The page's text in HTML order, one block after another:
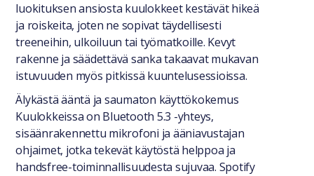
luokituksen ansiosta kuulokkeet kestävät hikeä
ja roiskeita, joten ne sopivat täydellisesti
treeneihin, ulkoiluun tai työmatkoille. Kevyt
rakenne ja säädettävä sanka takaavat mukavan
istuvuuden myös pitkissä kuuntelusessioissa.
Älykästä ääntä ja saumaton käyttökokemus
Kuulokkeissa on Bluetooth 5.3 -yhteys,
sisäänrakennettu mikrofoni ja ääniavustajan
ohjaimet, jotka tekevät käytöstä helppoa ja
handsfree-toiminnallisuudesta sujuvaa. Spotify